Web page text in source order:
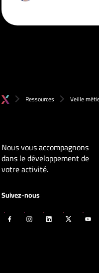
Ressources Veille
Nous vous accompagnons
dans le développement de
votre activité.
Suivez-nous